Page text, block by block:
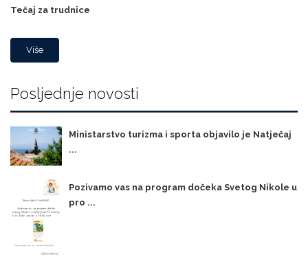
Tečaj za trudnice
Više
Posljednje novosti
Ministarstvo turizma i sporta objavilo je Natječaj
...
Pozivamo vas na program dočeka Svetog Nikole u
pro ...